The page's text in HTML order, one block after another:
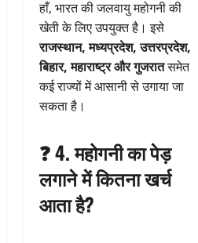
हाँ, भारत की जलवायु महोगनी की
खेती के लिए उपयुक्त है। इसे
राजस्थान, मध्यप्रदेश, उत्तरप्रदेश,
बिहार, महाराष्ट्र और गुजरातसमेत
कई राज्यों में आसानी से उगाया जा
सकता है।
❓ 4. महोगनी का पेड़
लगाने में कितना खर्च
आता है?